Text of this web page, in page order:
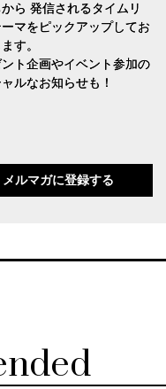
ら 発信されるタイムリ
マをピックアップしてお
す。
ト企画やイベント参加の
ルなお知らせも！
メルマガに登録する